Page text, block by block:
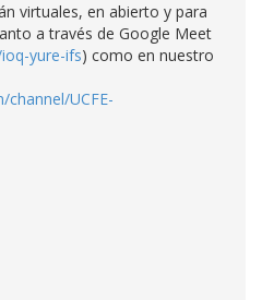
virtuales, en abierto y para
a través de Google Meet
yure-ifs) como en nuestro
UCFE-